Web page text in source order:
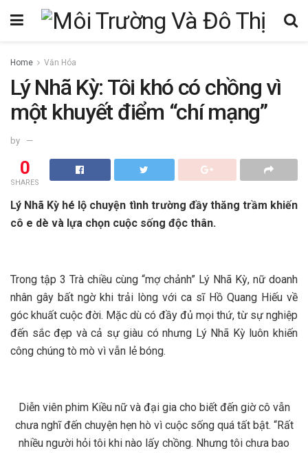
Home Văn Hóa
Lý Nhã Kỳ: Tôi khó có chồng vì
một khuyết điểm “chí mạng”
by
0
SHARES
Lý Nhã Kỳ hé lộ chuyện tình trường đầy thăng trầm khiến
cô e dè và lựa chọn cuộc sống độc thân.
Trong tập 3 Trà chiều cùng “mợ chảnh” Lý Nhã Kỳ, nữ doanh
nhân gây bất ngờ khi trải lòng với ca sĩ Hồ Quang Hiếu về
góc khuất cuộc đời. Mặc dù có đầy đủ mọi thứ, từ sự nghiệp
đến sắc đẹp và cả sự giàu có nhưng Lý Nhã Kỳ luôn khiến
công chúng tò mò vì vẫn lẻ bóng.
Diễn viên phim Kiều nữ và đại gia cho biết đến giờ cô vẫn
chưa nghĩ đến chuyện hẹn hò vì cuộc sống quá tất bật. “Rất
nhiều người hỏi tôi khi nào lấy chồng. Nhưng tôi chưa bao